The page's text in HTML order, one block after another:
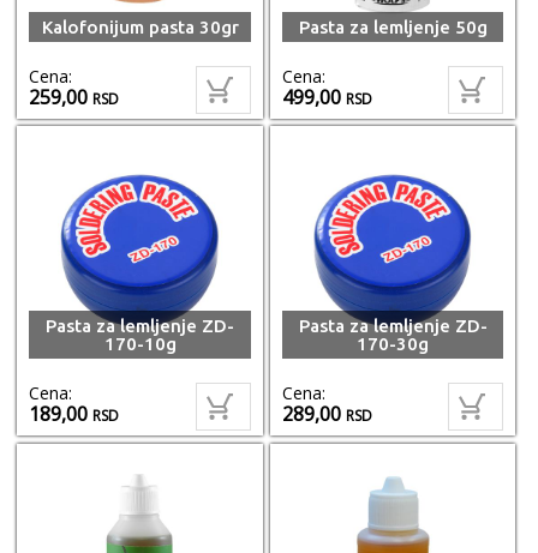
Kalofonijum pasta 30gr
Cena:
259,00RSD
Pasta za lemljenje 50g
Cena:
499,00RSD
Pasta za lemljenje ZD-
170-10g
Cena:
189,00RSD
Pasta za lemljenje ZD-
170-30g
Cena:
289,00RSD